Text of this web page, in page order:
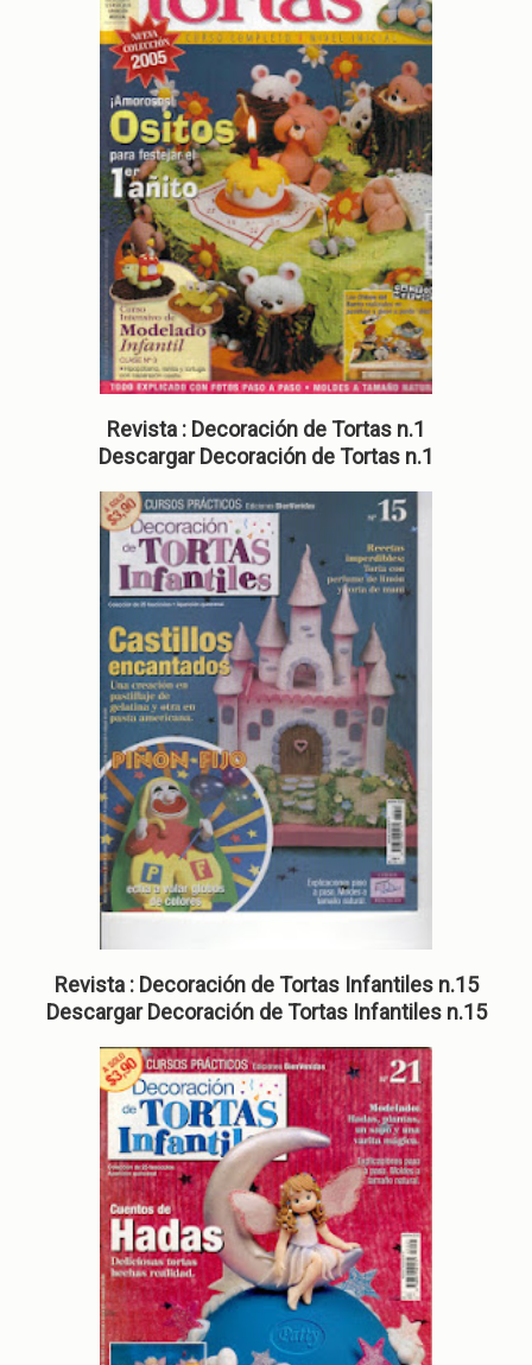
Revista : Decoración de Tortas n.1
Descargar Decoración de Tortas n.1
Revista : Decoración de Tortas Infantiles n.15
Descargar Decoración de Tortas Infantiles n.15